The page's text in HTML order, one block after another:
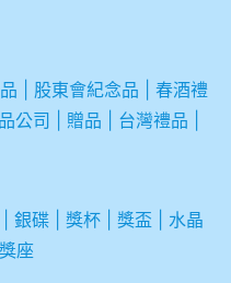
股東會紀念品
春酒禮
公司 贈品 台灣禮品
銀碟 獎杯 獎盃
水晶
座